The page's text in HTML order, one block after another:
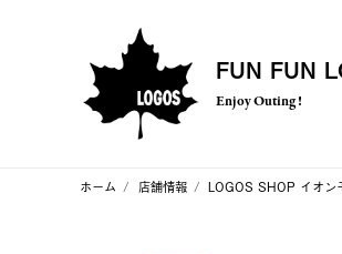
FUN FUN
Enjoy Outing !
ホーム 店舗情報 LOGOS SHOP イオン